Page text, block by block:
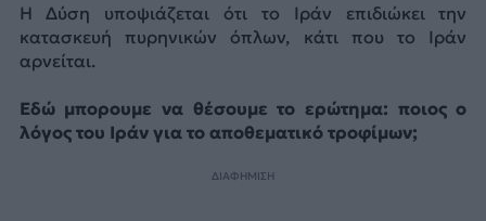
Η Δύση υποψιάζεται ότι το Ιράν επιδιώκει την
κατασκευή πυρηνικών όπλων, κάτι που το Ιράν
αρνείται.
Εδώ μπορουμε να θέσουμε το ερώτημα: ποιος ο
λόγος του Ιράν για το αποθεματικό τροφίμων;
ΔΙΑΦΗΜΙΣΗ